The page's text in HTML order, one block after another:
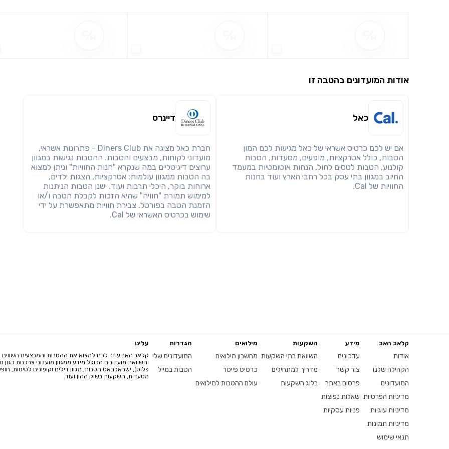
אודות המועדונים בהטבה זו
כאל
אם יש לכם כרטיס אשראי של כאל מגיעות לכם המון
הטבות, כולל אטרקציות, מופעים, מסעדות, הטבות
קולנוע, הטבות לטסים לחול, הנחות אוטומטיות במעמד
החיוב במגוון בתי עסק בכל רחבי הארץ ועוד בחנות
החוויות של Cal.
דיינרס
חברת כאל מציגה את Diners Club - פתרונות אשראי,
מועדוני לקוחות, מבצעים והטבות. ההטבות נגישות במגוון
ערוצים דיגיטליים במה שנקרא "חנות החוויות" וניתן למצוא
בה הטבות ממגוון עולמות: אטרקציות, הצגות ילדים,
ארוחות בוקר, היכלי תרבות ועוד. ישנן הטבות הניתנות
למימוש תמורת "חוויה" שהיא הזכות לקבלת הטבה ו/או
הזמנת הטבה בפורטל. צבירת חוויות מתאפשרת על ידי
שימוש בכרטיס האשראי של Cal.
קלאב האב
אודות
הקהילה שלנו
המועדונים
מדיניות הפרטיות
מדיניות עוגיות
מדיניות תמונות
תנאי שימוש
מידע
עדכונים
צור קשר
פרסום באתר
שאלות נפוצות
פניות עסקיות
השקעות
השוואת בתי השקעות
מדריך למתחילים
בלוג השקעות
מילואים
מחשבון מילואים
כרטיס פייטר
עולם ההטבות למילואים
הגדרות
המועדונים שלי
הטבות במייל
עלינו
קלאב האב עוזר לכם למצוא את ההטבות והמבצעים השווים
והשוואת מועדונים הכולל מידע ממגוון מועדוני צרכנות
פלוס), ישראכראט הטבות, מגוון דילים וקופונים לטיסות,
מסעדות, השקעות בשוק ההון ועוד.